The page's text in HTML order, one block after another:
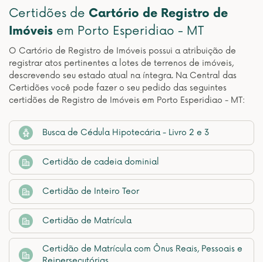
Certidões de Cartório de Registro de
Imóveis em Porto Esperidiao - MT
O Cartório de Registro de Imóveis possui a atribuição de
registrar atos pertinentes a lotes de terrenos de imóveis,
descrevendo seu estado atual na íntegra. Na Central das
Certidões você pode fazer o seu pedido das seguintes
certidões de Registro de Imóveis em Porto Esperidiao - MT:
Busca de Cédula Hipotecária - Livro 2 e 3
Certidão de cadeia dominial
Certidão de Inteiro Teor
Certidão de Matrícula
Certidão de Matrícula com Ônus Reais, Pessoais e